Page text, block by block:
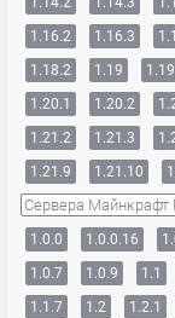
1.16.2
1.16.3
1.18.2
1.19
1.20.1
1.20.2
1.21.2
1.21.3
1.21.9
1.21.10
Сервера Майнкрафт
1.0.0
1.0.0.16
1.0.7
1.0.9 1.1
1.1.7
1.2 1.2.1